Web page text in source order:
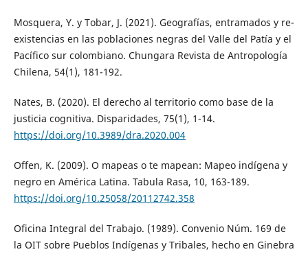
Mosquera, Y. y Tobar, J. (2021). Geografías, entramados y re-
existencias en las poblaciones negras del Valle del Patía y el
Pacífico sur colombiano. Chungara Revista de Antropología
Chilena, 54(1), 181-192.
Nates, B. (2020). El derecho al territorio como base de la
justicia cognitiva. Disparidades, 75(1), 1-14.
https://doi.org/10.3989/dra.2020.004
Offen, K. (2009). O mapeas o te mapean: Mapeo indígena y
negro en América Latina. Tabula Rasa, 10, 163-189.
https://doi.org/10.25058/20112742.358
Oficina Integral del Trabajo. (1989). Convenio Núm. 169 de
la OIT sobre Pueblos Indígenas y Tribales, hecho en Ginebra